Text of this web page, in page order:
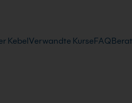
KebelVerwandte KurseFAQ